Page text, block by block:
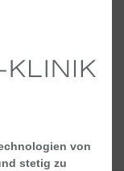
und
von
stetig zu